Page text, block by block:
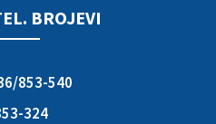
BROJEVI
853-540
324